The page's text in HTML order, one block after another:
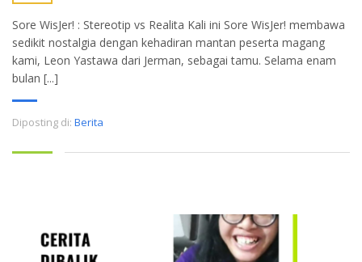
Sore WisJer! : Stereotip vs Realita Kali ini Sore WisJer! membawa
sedikit nostalgia dengan kehadiran mantan peserta magang
kami, Leon Yastawa dari Jerman, sebagai tamu. Selama enam
bulan [...]
Diposting di: Berita